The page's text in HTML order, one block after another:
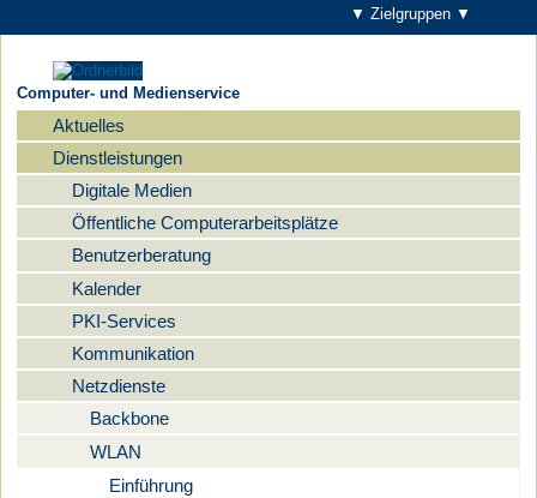
▼ Zielgruppen ▼
Computer- und Medienservice
Navigation
Aktuelles
Dienstleistungen
Digitale Medien
Öffentliche Computerarbeitsplätze
Benutzerberatung
Kalender
PKI-Services
Kommunikation
Netzdienste
Backbone
WLAN
Einführung